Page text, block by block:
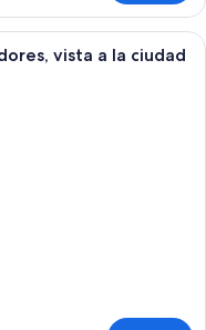
de hotel con una
vista a la ciudad